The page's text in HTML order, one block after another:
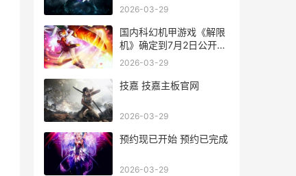
2026-03-29
国内科幻机甲游戏《解限
机》确定到7月2日公开测
试，登顶Steam国内游戏
游戏排名
2026-03-29
技嘉 技嘉主板官网
2026-03-29
预约现已开始 预约已完成
2026-03-29